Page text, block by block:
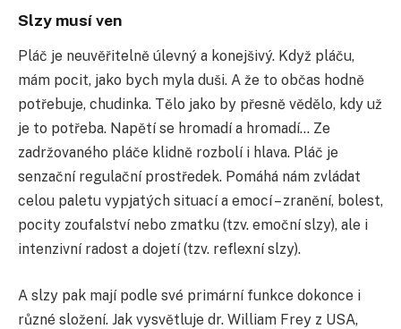
Slzy musí ven
Pláč je neuvěřitelně úlevný a konejšivý. Když pláču,
mám pocit, jako bych myla duši. A že to občas hodně
potřebuje, chudinka. Tělo jako by přesně vědělo, kdy už
je to potřeba. Napětí se hromadí a hromadí… Ze
zadržovaného pláče klidně rozbolí i hlava. Pláč je
senzační regulační prostředek. Pomáhá nám zvládat
celou paletu vypjatých situací a emocí – zranění, bolest,
pocity zoufalství nebo zmatku (tzv. emoční slzy), ale i
intenzivní radost a dojetí (tzv. reflexní slzy).
A slzy pak mají podle své primární funkce dokonce i
různé složení. Jak vysvětluje dr. William Frey z USA,